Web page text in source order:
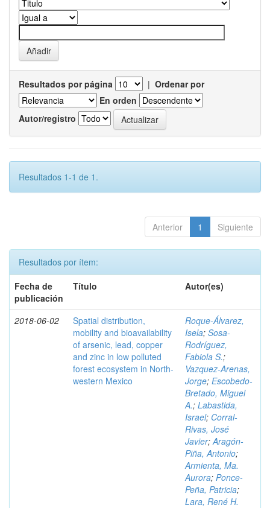
Resultados por página | Ordenar por
En orden
Autor/registro
Resultados 1-1 de 1.
Anterior 1 Siguiente
Resultados por ítem:
Fecha de
publicación
Título Autor(es)
2018-06-02
Spatial distribution,
mobility and bioavailability
of arsenic, lead, copper
and zinc in low polluted
forest ecosystem in North-
western Mexico
Roque-Álvarez,
Isela; Sosa-
Rodríguez,
Fabiola S.;
Vazquez-Arenas,
Jorge; Escobedo-
Bretado, Miguel
A.; Labastida,
Israel; Corral-
Rivas, José
Javier;Aragón-
Piña, Antonio;
Armienta, Ma.
Aurora; Ponce-
Peña, Patricia;
Lara, René H.